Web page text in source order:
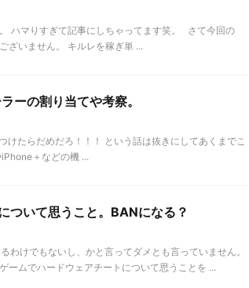
ハマりすぎて記事にしちゃってます笑。 さて今回の
ざいません。 キルレを稼ぎ単 ...
ーの割り当てや考察。
たらだめだろ！！！ という話は抜きにしてあくまでこ
＋などの機 ...
ついて思うこと。BANになる？
わけでもないし、かと言ってダメとも言っていません。
ームでハードウェアチートについて思うことを ...